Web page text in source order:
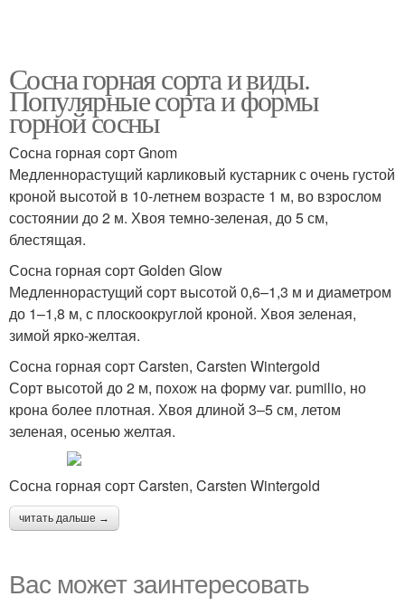
Сосна горная сорта и виды.
Популярные сорта и формы
горной сосны
Сосна горная сорт Gnom
Медленнорастущий карликовый кустарник с очень густой
кроной высотой в 10-летнем возрасте 1 м, во взрослом
состоянии до 2 м. Хвоя темно-зеленая, до 5 см,
блестящая.
Сосна горная сорт Golden Glow
Медленнорастущий сорт высотой 0,6–1,3 м и диаметром
до 1–1,8 м, с плоскоокруглой кроной. Хвоя зеленая,
зимой ярко-желтая.
Сосна горная сорт Carsten, Carsten Wintergold
Сорт высотой до 2 м, похож на форму var. pumilio, но
крона более плотная. Хвоя длиной 3–5 см, летом
зеленая, осенью желтая.
Сосна горная сорт Carsten, Carsten Wintergold
читать дальше →
Вас может заинтересовать